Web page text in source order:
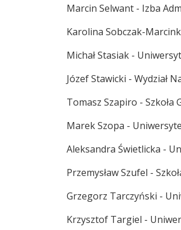
Marcin Selwant - Izba
Karolina Sobczak-
Michał Stasiak -
Józef Stawicki - Wydział
Tomasz Szapiro - Szkoła
Marek Szopa -
Aleksandra Świetlicka -
Przemysław Szufel -
Grzegorz Tarczyński -
Krzysztof Targiel -